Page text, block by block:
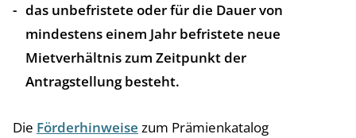
das unbefristete oder für die Dauer von
mindestens einem Jahr befristete neue
Mietverhältnis zum Zeitpunkt der
Antragstellung besteht.
Die Förderhinweise zum Prämienkatalog